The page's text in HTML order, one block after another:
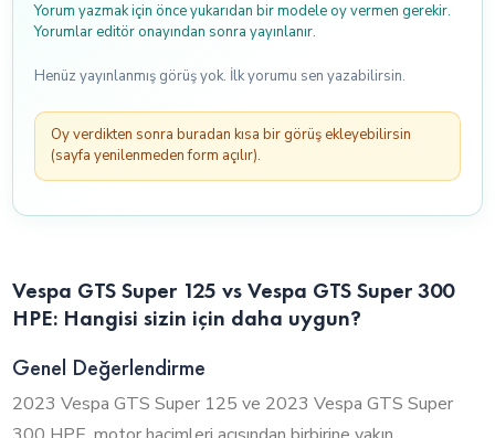
Yorum yazmak için önce yukarıdan bir modele oy vermen gerekir.
Yorumlar editör onayından sonra yayınlanır.
Henüz yayınlanmış görüş yok. İlk yorumu sen yazabilirsin.
Oy verdikten sonra buradan kısa bir görüş ekleyebilirsin
(sayfa yenilenmeden form açılır).
Vespa GTS Super 125 vs Vespa GTS Super 300
HPE: Hangisi sizin için daha uygun?
Genel Değerlendirme
2023 Vespa GTS Super 125 ve 2023 Vespa GTS Super